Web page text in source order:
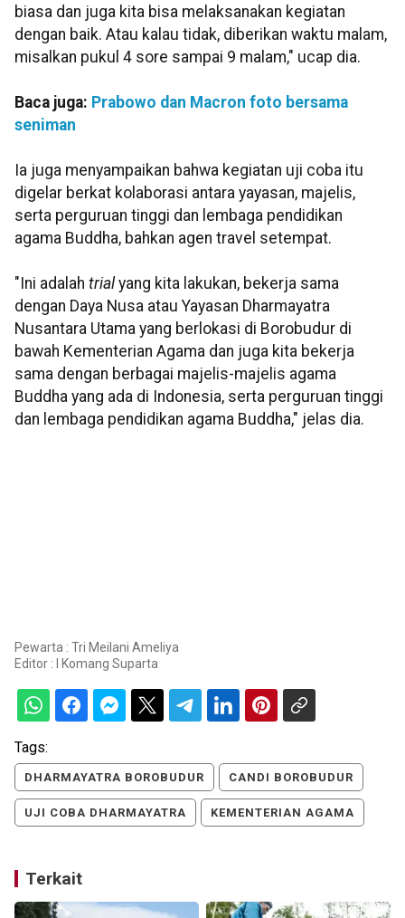
biasa dan juga kita bisa melaksanakan kegiatan
dengan baik. Atau kalau tidak, diberikan waktu malam,
misalkan pukul 4 sore sampai 9 malam," ucap dia.
Baca juga: Prabowo dan Macron foto bersama
seniman
Ia juga menyampaikan bahwa kegiatan uji coba itu
digelar berkat kolaborasi antara yayasan, majelis,
serta perguruan tinggi dan lembaga pendidikan
agama Buddha, bahkan agen travel setempat.
"Ini adalah trialyang kita lakukan, bekerja sama
dengan Daya Nusa atau Yayasan Dharmayatra
Nusantara Utama yang berlokasi di Borobudur di
bawah Kementerian Agama dan juga kita bekerja
sama dengan berbagai majelis-majelis agama
Buddha yang ada di Indonesia, serta perguruan tinggi
dan lembaga pendidikan agama Buddha," jelas dia.
Pewarta : Tri Meilani Ameliya
Editor :
I Komang Suparta
Tags:
DHARMAYATRA BOROBUDUR CANDI BOROBUDUR
UJI COBA DHARMAYATRA KEMENTERIAN AGAMA
Terkait